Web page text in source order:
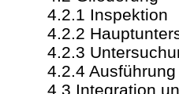
4.2.1 Inspektion
4.2.2
4.2.3
4.2.4 Ausführung
4.3 Integration